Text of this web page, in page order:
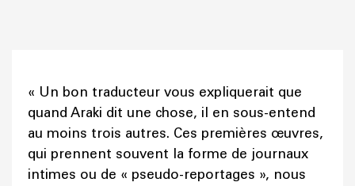
« Un bon traducteur vous expliquerait que
quand Araki dit une chose, il en sous-entend
au moins trois autres. Ces premières œuvres,
qui prennent souvent la forme de journaux
intimes ou de « pseudo-reportages », nous